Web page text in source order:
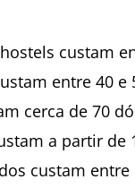
custam
entre 40 e
cerca de 70
a partir de
custam entre